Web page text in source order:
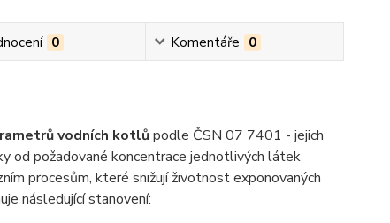
0 Komentáře 0
vodních kotlůpodle ČSN 07 7401 - jejich
od požadované koncentrace jednotlivých látek
procesům, které snižují životnost exponovaných
následující stanovení: